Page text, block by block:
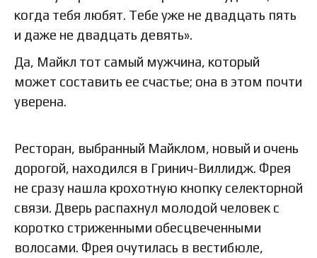
когда тебя любят. Тебе уже не двадцать пять
и даже не двадцать девять».
Да, Майкл тот самый мужчина, который
может составить ее счастье; она в этом почти
уверена.
Ресторан, выбранный Майклом, новый и очень
дорогой, находился в Гринич-Виллидж. Фрея
не сразу нашла крохотную кнопку селекторной
связи. Дверь распахнул молодой человек с
коротко стриженными обесцвеченными
волосами. Фрея очутилась в вестибюле,